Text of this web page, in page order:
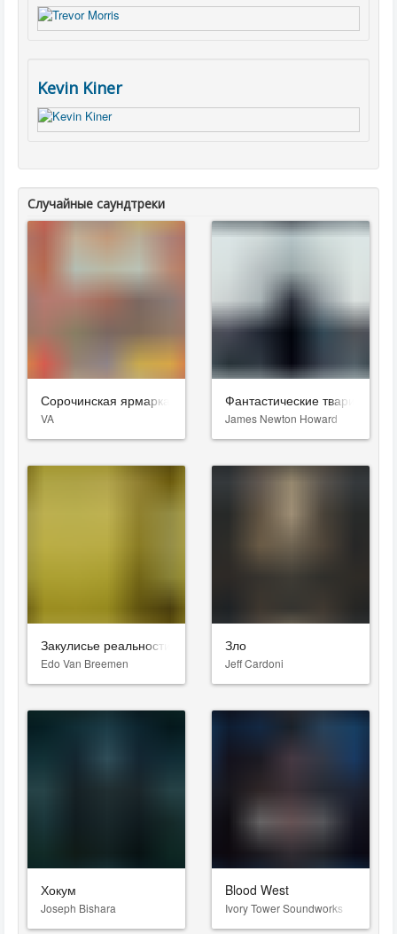
Kevin Kiner
Случайные саундтреки
Сорочинская ярмарка
VA
Фантастические твари:
James Newton Howard
Закулисье реальности
Edo Van Breemen
Зло
Jeff Cardoni
Хокум
Joseph Bishara
Blood West
Ivory Tower Soundworks